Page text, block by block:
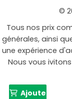
©
Tous nos prix
générales, ainsi
une expérience
Nous vous
Ajouter